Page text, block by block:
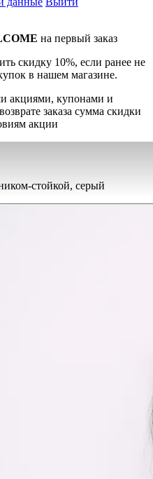
на первый заказ
скидку 10%, если ранее не
в нашем магазине.
акциями, купонами и
заказа сумма скидки
акции
стойкой, серый